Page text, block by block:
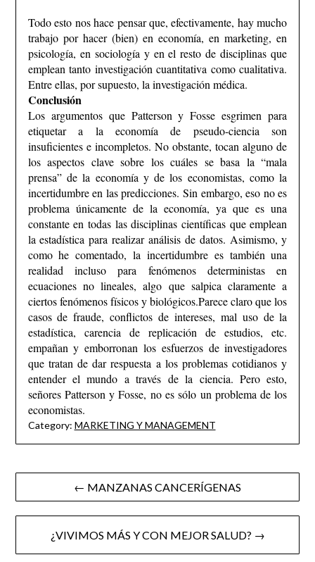
Todo esto nos hace pensar que, efectivamente, hay mucho
trabajo por hacer (bien) en economía, en marketing, en
psicología, en sociología y en el resto de disciplinas que
emplean tanto investigación cuantitativa como cualitativa.
Entre ellas, por supuesto, la investigación médica.
Conclusión
Los argumentos que Patterson y Fosse esgrimen para
etiquetar a la economía de pseudo-ciencia son
insuficientes e incompletos. No obstante, tocan alguno de
los aspectos clave sobre los cuáles se basa la “mala
prensa” de la economía y de los economistas, como la
incertidumbre en las predicciones. Sin embargo, eso no es
problema únicamente de la economía, ya que es una
constante en todas las disciplinas científicas que emplean
la estadística para realizar análisis de datos. Asimismo, y
como he comentado, la incertidumbre es también una
realidad incluso para fenómenos deterministas en
ecuaciones no lineales, algo que salpica claramente a
ciertos fenómenos físicos y biológicos.Parece claro que los
casos de fraude, conflictos de intereses, mal uso de la
estadística, carencia de replicación de estudios, etc.
empañan y emborronan los esfuerzos de investigadores
que tratan de dar respuesta a los problemas cotidianos y
entender el mundo a través de la ciencia. Pero esto,
señores Patterson y Fosse, no es sólo un problema de los
economistas.
Category: MARKETING Y MANAGEMENT
Post
navigation
← MANZANAS CANCERÍGENAS
¿VIVIMOS MÁS Y CON MEJOR SALUD? →